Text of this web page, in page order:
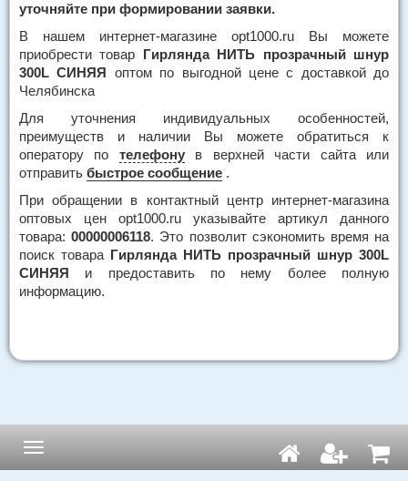
уточняйте при формировании заявки.
В нашем интернет-магазине opt1000.ru Вы можете
приобрести товар Гирлянда НИТЬ прозрачный шнур
300L СИНЯЯ оптом по выгодной цене с доставкой до
Челябинска
Для уточнения индивидуальных особенностей,
преимуществ и наличии Вы можете обратиться к
оператору по телефонув верхней части сайта или
отправить быстрое сообщение .
При обращении в контактный центр интернет-магазина
оптовых цен opt1000.ru указывайте артикул данного
товара:00000006118. Это позволит сэкономить время на
поиск товара Гирлянда НИТЬ прозрачный шнур 300L
СИНЯЯ и предоставить по нему более полную
информацию.
Навигация